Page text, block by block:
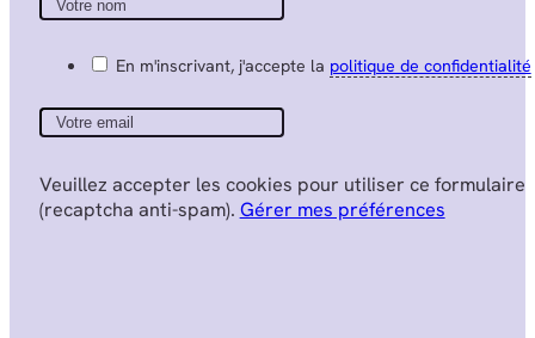
En m'inscrivant, j'accepte la politique de confidentialité
Veuillez accepter les cookies pour utiliser ce formulaire
(recaptcha anti-spam). Gérer mes préférences